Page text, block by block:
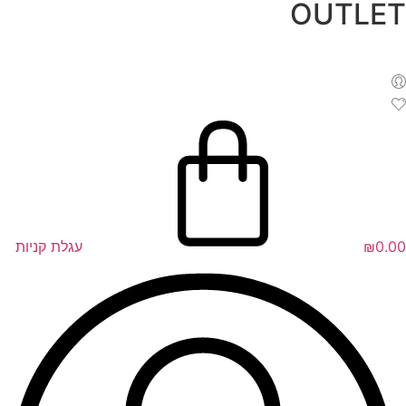
דלג
OUTLET
₪0.00 עגלת קניות